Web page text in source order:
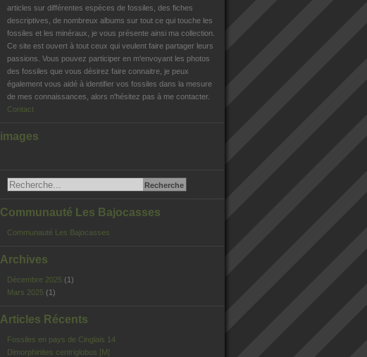
articles sur différentes espèces de fossiles, des fiches
descriptives, de nombreux albums sur tout ce qui touche les
fossiles et les minéraux, je vous présente ainsi ma collection.
Ce site est ouvert à tout ceux qui veulent faire partager leurs
passions. Vous pouvez participer en m'envoyant les photos
des fossiles que vous désirez faire connaitre, je peux
également vous aidé à identifier vos fossiles dans la mesure
de mes connaissances, alors n'hésitez pas à me contacter.
Contact
images
Communauté Les Bajocasses
Communauté Les Bajocasses
Archives
Décembre 2025 (1)
Mars 2025 (1)
Articles Récents
Fossiles en pays de Cinglais 14
Dimorphinites centriglobus [M]